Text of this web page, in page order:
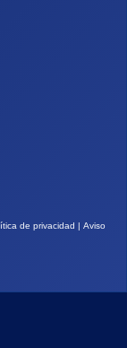
de privacidad
Aviso